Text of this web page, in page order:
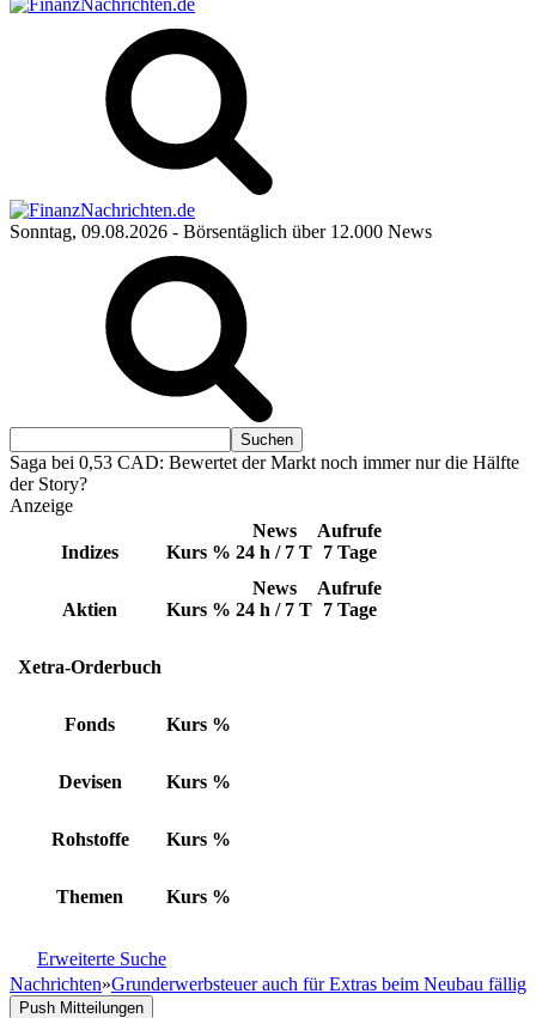
Sonntag, 09.08.2026 - Börsentäglich über 12.000 News
Saga bei 0,53 CAD: Bewertet der Markt noch immer nur die Hälfte
der Story?
Anzeige
Indizes Kurs %
News
24 h / 7 T
Aufrufe
7 Tage
Aktien Kurs %
News
24 h / 7 T
Aufrufe
7 Tage
Xetra-Orderbuch
Fonds Kurs %
Devisen Kurs %
Rohstoffe Kurs %
Themen Kurs %
Erweiterte Suche
Nachrichten»Grunderwerbsteuer auch für Extras beim Neubau fällig
Push Mitteilungen